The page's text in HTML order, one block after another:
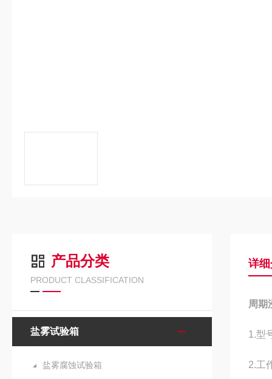
产品分类
PRODUCT CLASSIFICATION
盐雾试验箱
盐雾腐蚀试验箱
详
周期
1.型
2.工